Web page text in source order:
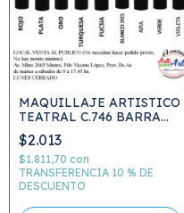
MAQUILLAJE ARTISTICO
TEATRAL C.746 BARRA
GLITTER 4 GRS
$2.013
$1.811,70 con
TRANSFERENCIA 10 % DE
DESCUENTO